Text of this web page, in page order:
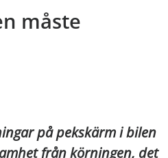
måste
på pekskärm i bilen
från körningen, det